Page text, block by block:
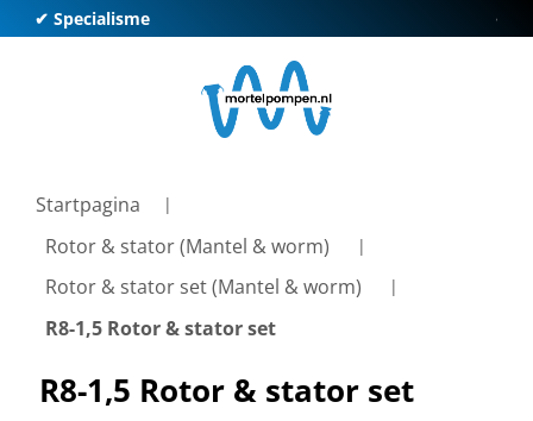
✔ Specialisme ✔
Startpagina
Rotor & stator (Mantel & worm)
Rotor & stator set (Mantel & worm)
R8-1,5 Rotor & stator set
R8-1,5 Rotor & stator set